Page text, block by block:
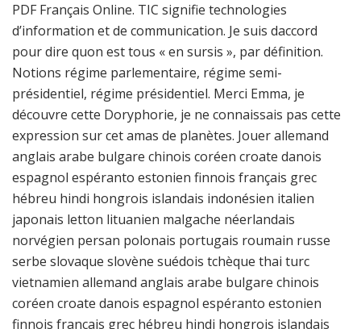
PDF Français Online. TIC signifie technologies
d’information et de communication. Je suis daccord
pour dire quon est tous « en sursis », par définition.
Notions régime parlementaire, régime semi-
présidentiel, régime présidentiel. Merci Emma, je
découvre cette Doryphorie, je ne connaissais pas cette
expression sur cet amas de planètes. Jouer allemand
anglais arabe bulgare chinois coréen croate danois
espagnol espéranto estonien finnois français grec
hébreu hindi hongrois islandais indonésien italien
japonais letton lituanien malgache néerlandais
norvégien persan polonais portugais roumain russe
serbe slovaque slovène suédois tchèque thai turc
vietnamien allemand anglais arabe bulgare chinois
coréen croate danois espagnol espéranto estonien
finnois français grec hébreu hindi hongrois islandais